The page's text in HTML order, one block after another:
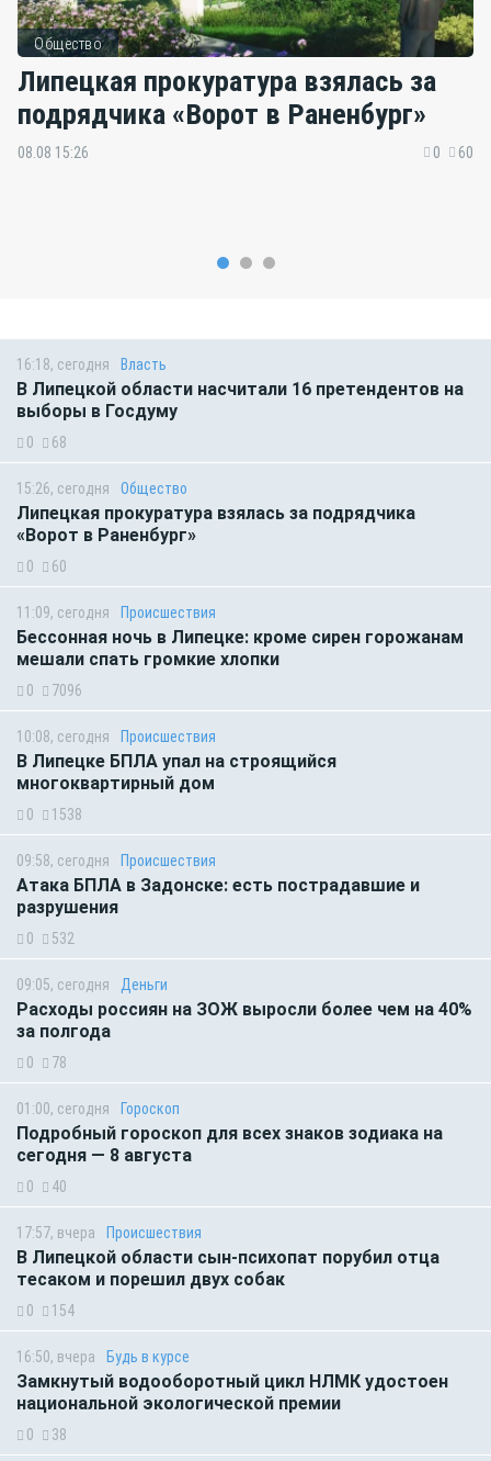
Общество
Липецкая прокуратура взялась за
подрядчика «Ворот в Раненбург»
08.08 15:26 0 60
16:18, сегодня Власть
В Липецкой области насчитали 16 претендентов на
выборы в Госдуму
0 68
15:26, сегодня Общество
Липецкая прокуратура взялась за подрядчика
«Ворот в Раненбург»
0 60
11:09, сегодня Происшествия
Бессонная ночь в Липецке: кроме сирен горожанам
мешали спать громкие хлопки
0 7096
10:08, сегодня Происшествия
В Липецке БПЛА упал на строящийся
многоквартирный дом
0 1538
09:58, сегодня Происшествия
Атака БПЛА в Задонске: есть пострадавшие и
разрушения
0 532
09:05, сегодня Деньги
Расходы россиян на ЗОЖ выросли более чем на 40%
за полгода
0 78
01:00, сегодня Гороскоп
Подробный гороскоп для всех знаков зодиака на
сегодня — 8 августа
0 40
17:57, вчера Происшествия
В Липецкой области сын-психопат порубил отца
тесаком и порешил двух собак
0 154
16:50, вчера Будь в курсе
Замкнутый водооборотный цикл НЛМК удостоен
национальной экологической премии
0 38